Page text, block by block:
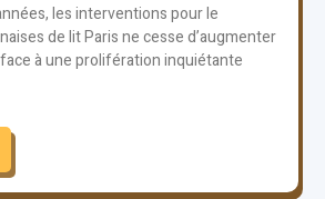
les interventions pour le
de lit Paris ne cesse d’augmenter
à une prolifération inquiétante